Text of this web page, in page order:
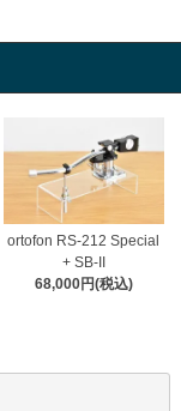
ortofon RS-212 Special
+ SB-II
68,000円(税込)